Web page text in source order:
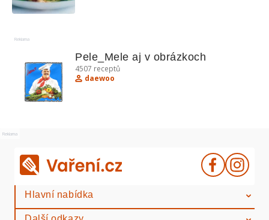
Reklama
Pele_Mele aj v obrázkoch
4507 receptů
daewoo
Reklama
Hlavní nabídka